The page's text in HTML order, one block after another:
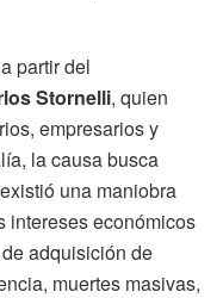
partir del
Stornelli, quien
empresarios y
la causa busca
una maniobra
intereses económicos
adquisición de
muertes masivas,